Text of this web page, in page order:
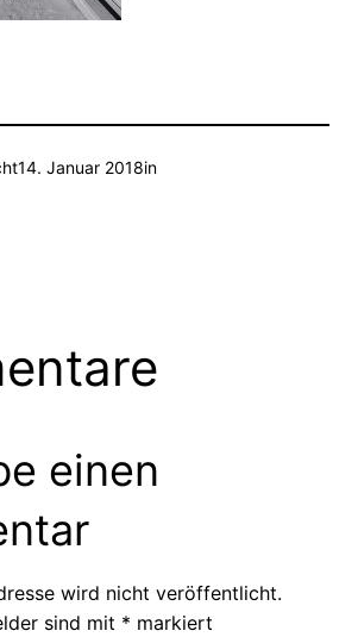
14. Januar 2018in
einen
wird nicht veröffentlicht.
sind mit * markiert